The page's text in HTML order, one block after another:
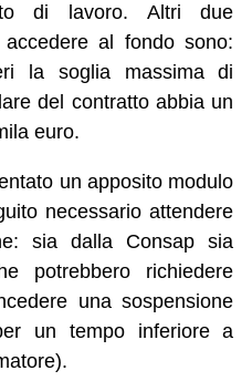
di lavoro. Altri due
al fondo sono:
la soglia massima di
del contratto abbia un
euro.
un apposito modulo
necessario attendere
sia dalla Consap sia
potrebbero richiedere
una sospensione
un tempo inferiore a